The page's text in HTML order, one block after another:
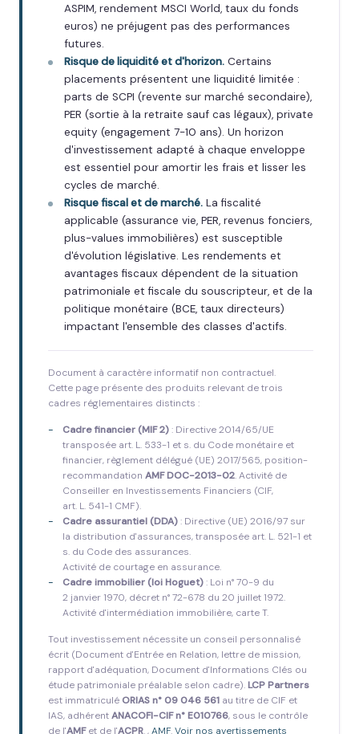
ASPIM, rendement MSCI World, taux du fonds
euros) ne préjugent pas des performances
futures.
Risque de liquidité et d'horizon. Certains
placements présentent une liquidité limitée :
parts de SCPI (revente sur marché secondaire),
PER (sortie à la retraite sauf cas légaux), private
equity (engagement 7-10 ans). Un horizon
d'investissement adapté à chaque enveloppe
est essentiel pour amortir les frais et lisser les
cycles de marché.
Risque fiscal et de marché. La fiscalité
applicable (assurance vie, PER, revenus fonciers,
plus-values immobilières) est susceptible
d'évolution législative. Les rendements et
avantages fiscaux dépendent de la situation
patrimoniale et fiscale du souscripteur, et de la
politique monétaire (BCE, taux directeurs)
impactant l'ensemble des classes d'actifs.
Document à caractère informatif non contractuel.
Cette page présente des produits relevant de trois
cadres réglementaires distincts :
Cadre financier (MIF 2): Directive 2014/65/UE
transposée art. L. 533-1 et s. du Code monétaire et
financier, règlement délégué (UE) 2017/565, position-
recommandation AMF DOC-2013-02. Activité de
Conseiller en Investissements Financiers (CIF,
art. L. 541-1 CMF).
Cadre assurantiel (DDA): Directive (UE) 2016/97 sur
la distribution d'assurances, transposée art. L. 521-1 et
s. du Code des assurances.
Activité de courtage en assurance.
Cadre immobilier (loi Hoguet): Loi n° 70-9 du
2 janvier 1970, décret n° 72-678 du 20 juillet 1972.
Activité d'intermédiation immobilière, carte T.
Tout investissement nécessite un conseil personnalisé
écrit (Document d'Entrée en Relation, lettre de mission,
rapport d'adéquation, Document d'Informations Clés ou
étude patrimoniale préalable selon cadre).LCP Partners
est immatriculé ORIAS n° 09 046 561 au titre de CIF et
IAS, adhérentANACOFI-CIF n° E010766, sous le contrôle
de l'AMFet de l'ACPR. ,AMF.Voir nos avertissements